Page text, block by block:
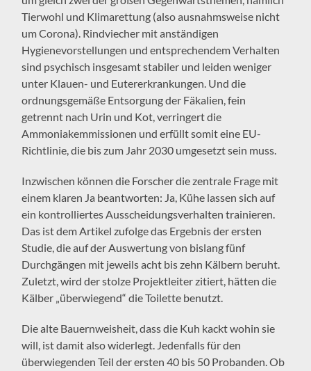
Tierwohl und Klimarettung (also ausnahmsweise nicht
um Corona). Rindviecher mit anständigen
Hygienevorstellungen und entsprechendem Verhalten
sind psychisch insgesamt stabiler und leiden weniger
unter Klauen- und Eutererkrankungen. Und die
ordnungsgemäße Entsorgung der Fäkalien, fein
getrennt nach Urin und Kot, verringert die
Ammoniakemmissionen und erfüllt somit eine EU-
Richtlinie, die bis zum Jahr 2030 umgesetzt sein muss.
Inzwischen können die Forscher die zentrale Frage mit
einem klaren Ja beantworten: Ja, Kühe lassen sich auf
ein kontrolliertes Ausscheidungsverhalten trainieren.
Das ist dem Artikel zufolge das Ergebnis der ersten
Studie, die auf der Auswertung von bislang fünf
Durchgängen mit jeweils acht bis zehn Kälbern beruht.
Zuletzt, wird der stolze Projektleiter zitiert, hätten die
Kälber „überwiegend“ die Toilette benutzt.
Die alte Bauernweisheit, dass die Kuh kackt wohin sie
will, ist damit also widerlegt. Jedenfalls für den
überwiegenden Teil der ersten 40 bis 50 Probanden. Ob